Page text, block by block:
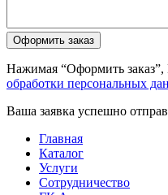
Нажимая “Оформить заказ”,
обработки персональных
Ваша заявка успешно
Главная
Каталог
Услуги
Сотрудничество